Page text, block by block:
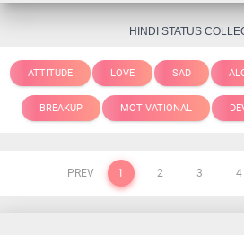
HINDI STATUS
ATTITUDE LOVE SAD
BREAKUP MOTIVATIONAL
PREV 1 2 3 4